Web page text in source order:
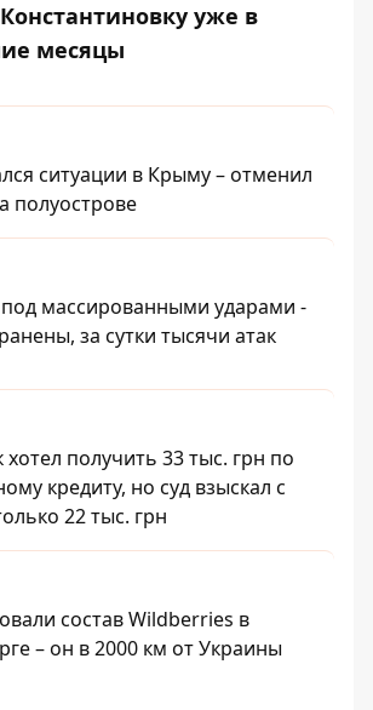
уже в
месяцы
ситуации в Крыму – отменил
полуострове
массированными ударами -
за сутки тысячи атак
получить 33 тыс. грн по
кредиту, но суд взыскал с
22 тыс. грн
состав Wildberries в
– он в 2000 км от Украины